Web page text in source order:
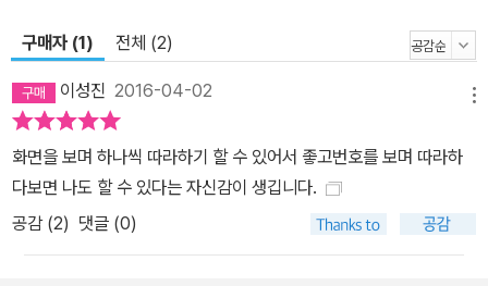
구매자 (1) 전체 (2)
이성진 2016-04-02
화면을 보며 하나씩 따라하기 할 수 있어서 좋고번호를 보며 따라하
다보면 나도 할 수 있다는 자신감이 생깁니다.
공감 (2) 댓글 (0)